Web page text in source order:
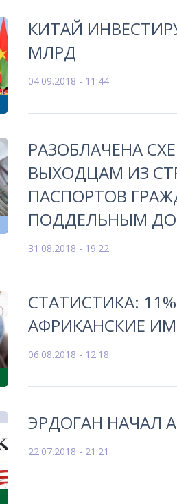
КИТАЙ
МЛРД
04.09.2018 - 11:44
РАЗОБЛАЧЕНА
ВЫХОДЦАМ ИЗ
ПАСПОРТОВ
ПОДДЕЛЬНЫМ
31.08.2018 - 19:22
СТАТИСТИКА:
АФРИКАНСКИЕ
06.08.2018 - 12:18
ЭРДОГАН НАЧАЛ
22.07.2018 - 21:21